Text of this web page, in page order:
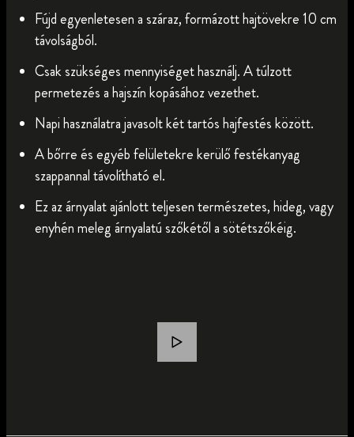
Fújd egyenletesen a száraz, formázott hajtövekre 10 cm
távolságból.
Csak szükséges mennyiséget használj. A túlzott
permetezés a hajszín kopásához vezethet.
Napi használatra javasolt két tartós hajfestés között.
A bőrre és egyéb felületekre kerülő festékanyag
szappannal távolítható el.
Ez az árnyalat ajánlott teljesen természetes, hideg, vagy
enyhén meleg árnyalatú szőkétől a sötétszőkéig.